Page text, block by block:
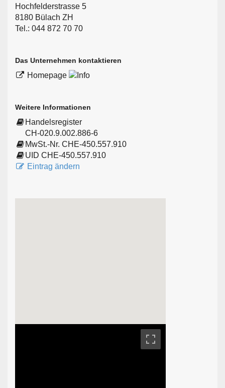
Hochfelderstrasse 5
8180 Bülach ZH
Tel.: 044 872 70 70
Das Unternehmen kontaktieren
Homepage
Weitere Informationen
Handelsregister
CH-020.9.002.886-6
MwSt.-Nr. CHE-450.557.910
UID CHE-450.557.910
Eintrag ändern